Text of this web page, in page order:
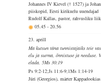
Johannes IV Kievel († 1527) ja
piiskopid, Eesti kirikuelu uuendajad
Rudolf Kallas, pastor, rahvusliku
05.45-20.56
23. aprill
Ma kutsun täna tunnistajaiks teie
elu ja surma, õnnistuse ja needuse.
elada. 5Ms 30:19
Ps 9:2-12;Js 11:6-9;1Ms 1:14-19
Jüri (Georgios), märter